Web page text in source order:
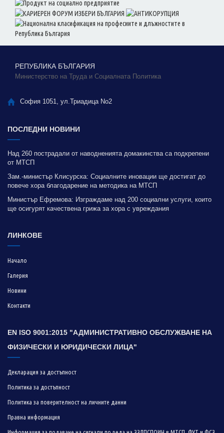
РЕПУБЛИКА БЪЛГАРИЯ
Министерство на Труда и Социалната Политика
София 1051, ул.Триадица No2
ПОСЛЕДНИ НОВИНИ
Над 260 пострадали от наводненията домакинства са подкрепени
от МТСП
Зам.-министър Клисурска: Социалните иновации ще достигат до
повече хора благодарение на методика на МТСП
Министър Ефремова: Изграждаме над 200 социални услуги, които
ще осигурят качествена грижа за хора с увреждания
ЛИНКОВЕ
Начало
Галерия
Новини
Контакти
EN ISO 9001:2015 "АДМИНИСТРАТИВНО ОБСЛУЖВАНЕ НА
ФИЗИЧЕСКИ И ЮРИДИЧЕСКИ ЛИЦА"
Декларация за достъпност
Политика за достъпност
Политика за поверителност на личните данни
Правна информация